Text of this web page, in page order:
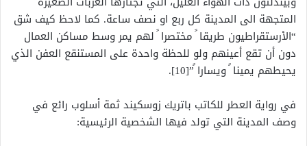
المتجهة الى المدينة كل ربع او نصف ساعة. كما لاحظ كيف شق
“الأرستقراطيون طريقا ً مختصرا ً لهم يمر وسط مساكن العمال
دون أن تقع أعينهم ولو للحظة واحدة على المستنقع العفن الذي
يحيطهم يمينا ً ويسارا ً”[10].
في رواية العطر للكاتب باتريك زوسكيند ثمة أسلوب رائع في
وصف المدينة التي تولد فيها الشخصية الرئيسية: